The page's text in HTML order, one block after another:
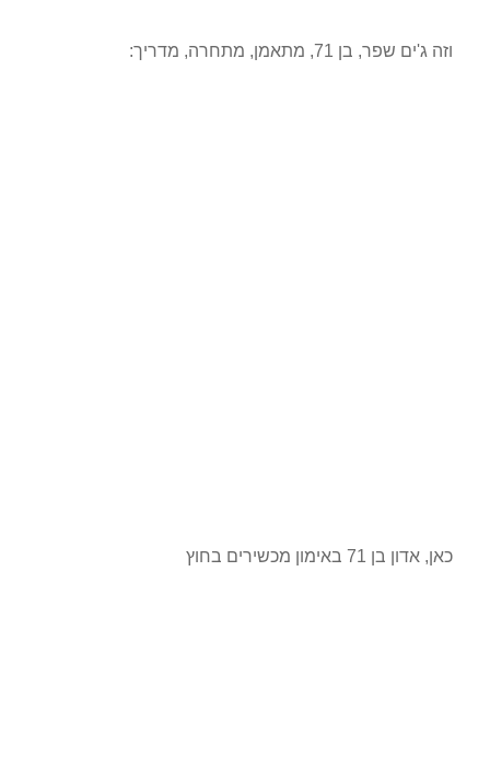
וזה ג'ים שפר, בן 71, מתאמן, מתחרה, מדריך:
כאן, אדון בן 71 באימון מכשירים בחוץ